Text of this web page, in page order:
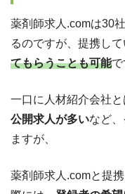
薬剤師求人.comは30
るのですが、提携し
てもらうことも可能で
一口に人材紹介会社と
公開求人が多いなど
ますが、
薬剤師求人.comと提